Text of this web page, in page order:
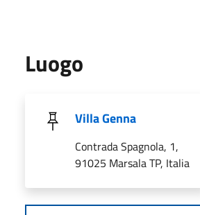
Luogo
Villa Genna
Contrada Spagnola, 1,
91025 Marsala TP, Italia